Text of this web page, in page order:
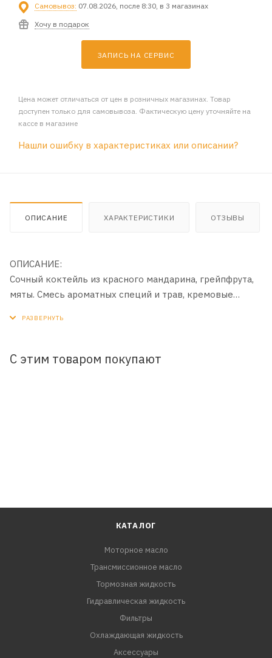
Самовывоз: 07.08.2026, после 8:30, в 3 магазинах
Хочу в подарок
ЗАПИСЬ НА СЕРВИС
Цена может отличаться от цен в розничных магазинах. Товар
доступен только для самовывоза. Фактическую цену уточняйте на
кассе в магазине
Нашли ошибку в характеристиках или описании?
ОПИСАНИЕ ХАРАКТЕРИСТИКИ ОТЗЫВЫ
ОПИСАНИЕ:
Сочный коктейль из красного мандарина, грейпфрута,
мяты. Смесь ароматных специй и трав, кремовые
С этим товаром покупают
КАТАЛОГ
Моторное масло
Трансмиссионное масло
Тормозная жидкость
Гидравлическая жидкость
Фильтры
Охлаждающая жидкость
Аксессуары